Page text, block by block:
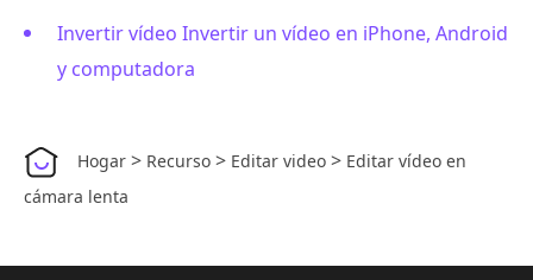
Invertir vídeo Invertir un vídeo en iPhone, Android
y computadora
Hogar > Recurso > Editar video > Editar vídeo en
cámara lenta